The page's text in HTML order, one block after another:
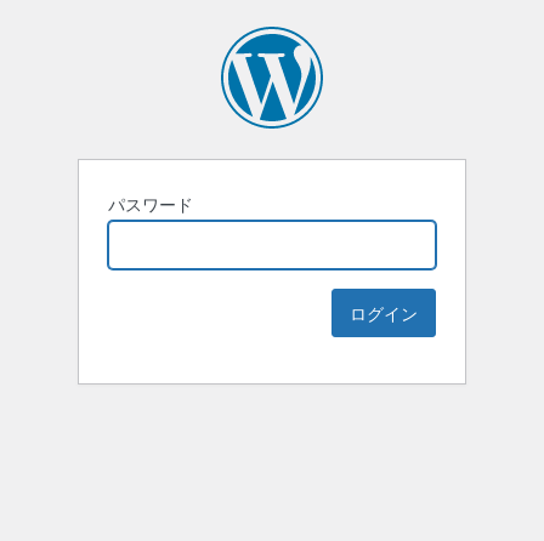
パスワード